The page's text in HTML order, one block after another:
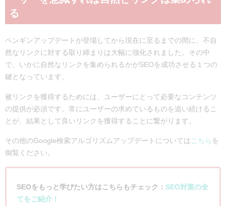
る
ペンギンアップデートが登場してから現在に至るまでの間に、不自
然なリンクに対する取り締まりは大幅に強化されました。その中
で、いかに自然なリンクを集められるかがSEOを成功させる１つの
鍵となっています。
被リンクを獲得するためには、ユーザーにとって必要なコンテンツ
の提供が必須です。常にユーザーの求めているものを追い続けるこ
とが、結果として良いリンクを獲得することに繋がります。
その他のGoogle検索アルゴリズムアップデートについては こちら を
御覧ください。
SEOをもっと学びたい方はこちらもチェック： SEO対策の全
てをご紹介！